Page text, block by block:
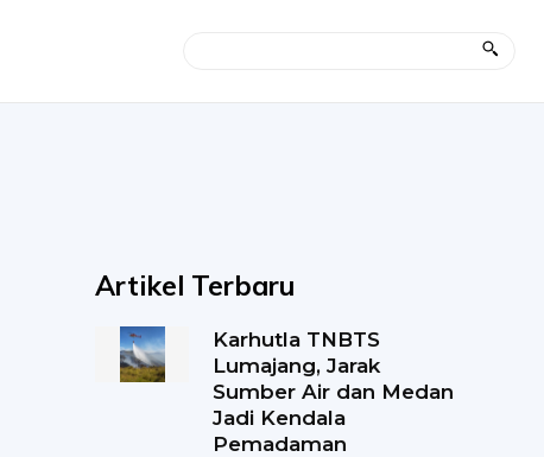
Artikel Terbaru
Karhutla TNBTS
Lumajang, Jarak
Sumber Air dan Medan
Jadi Kendala
Pemadaman